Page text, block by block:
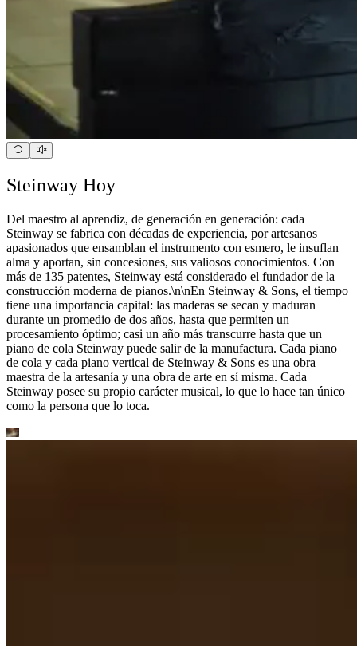
Steinway Hoy
Del maestro al aprendiz, de generación en generación: cada
Steinway se fabrica con décadas de experiencia, por artesanos
apasionados que ensamblan el instrumento con esmero, le insuflan
alma y aportan, sin concesiones, sus valiosos conocimientos. Con
más de 135 patentes, Steinway está considerado el fundador de la
construcción moderna de pianos.\n\nEn Steinway ⁠&⁠ Sons, el tiempo
tiene una importancia capital: las maderas se secan y maduran
durante un promedio de dos años, hasta que permiten un
procesamiento óptimo; casi un año más transcurre hasta que un
piano de cola Steinway puede salir de la manufactura. Cada piano
de cola y cada piano vertical de Steinway ⁠&⁠ Sons es una obra
maestra de la artesanía y una obra de arte en sí misma. Cada
Steinway posee su propio carácter musical, lo que lo hace tan único
como la persona que lo toca.